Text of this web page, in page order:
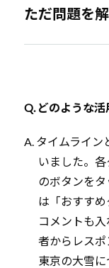
ただ問題を
Q. どのような
A. タイムライン
いました。
のボタンを
は「おすす
コメントも
者からレス
東京の大雪